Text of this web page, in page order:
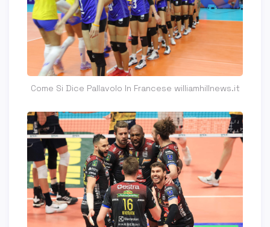
Come Si Dice Pallavolo In Francese williamhillnews.it